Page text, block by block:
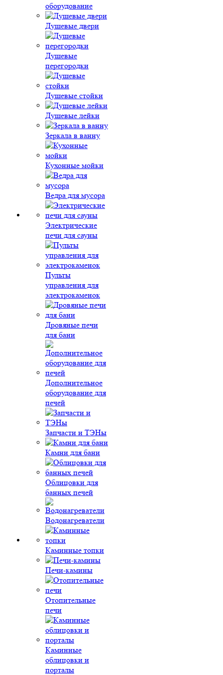
оборудование
Душевые двери
Душевые
перегородки
Душевые стойки
Душевые лейки
Зеркала в ванну
Кухонные мойки
Ведра для мусора
Электрические
печи для сауны
Пульты
управления для
электрокаменок
Дровяные печи
для бани
Дополнительное
оборудование для
печей
Запчасти и ТЭНы
Камни для бани
Облицовки для
банных печей
Водонагреватели
Каминные топки
Печи-камины
Отопительные
печи
Каминные
облицовки и
порталы